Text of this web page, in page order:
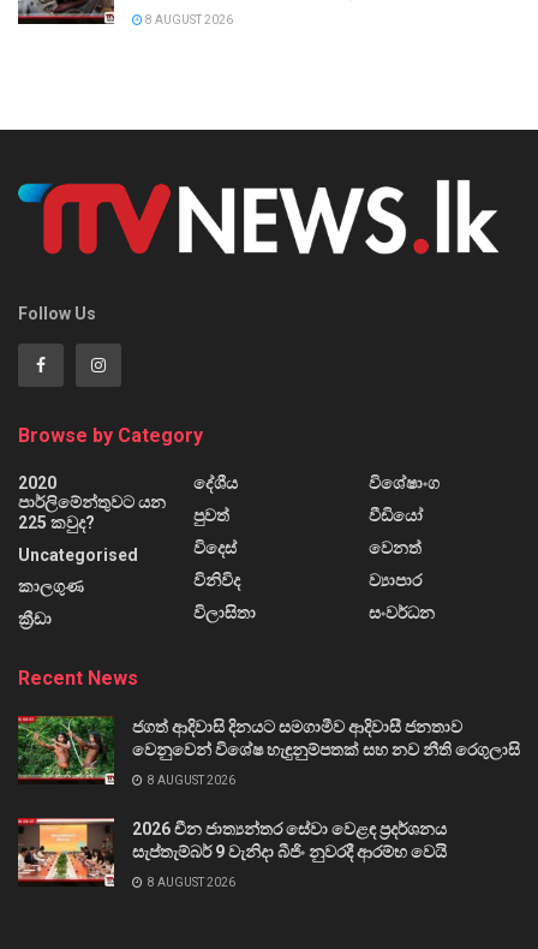
8 AUGUST 2026
Follow Us
Browse by Category
2020
පාර්ලිමේන්තුවට යන
225 කවුද?
Uncategorised
කාලගුණ
ක්‍රීඩා
දේශීය
පුවත්
විදෙස්
විනිවිද
විලාසිතා
විශේෂාංග
වීඩියෝ
වෙනත්
ව්‍යාපාර
සංවර්ධන
Recent News
ජගත් ආදිවාසි දිනයට සමගාමීව ආදිවාසී ජනතාව
වෙනුවෙන් විශේෂ හැඳුනුම්පතක් සහ නව නීති රෙගුලාසි
8 AUGUST 2026
2026 චීන ජාත්‍යන්තර සේවා වෙළඳ ප්‍රදර්ශනය
සැප්තැම්බර් 9 වැනිදා බීජිං නුවරදී ආරම්භ වෙයි
8 AUGUST 2026